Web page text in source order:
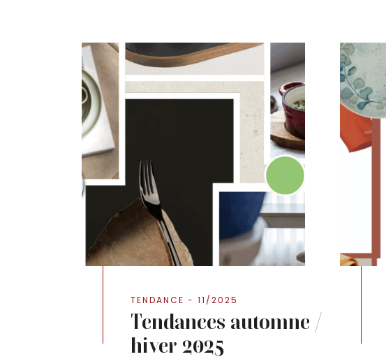
TENDANCE - 11/2025
Tendances automne /
hiver 2025